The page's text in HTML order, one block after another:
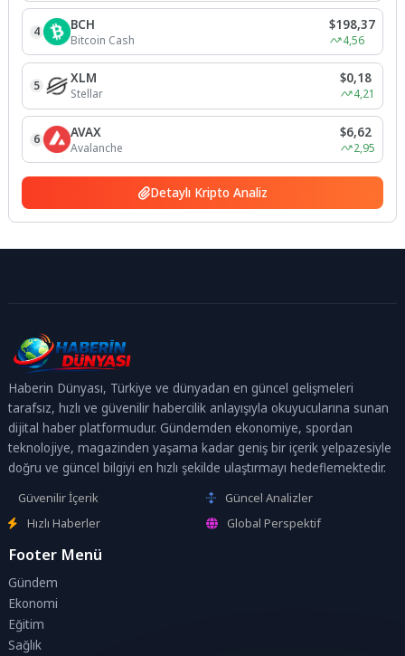
4 BCH
Bitcoin Cash
$198,37
4,56
5 XLM
Stellar
$0,18
4,21
6 AVAX
Avalanche
$6,62
2,95
Detaylı Kripto Analiz
Haberin Dünyası, Türkiye ve dünyadan en güncel gelişmeleri
tarafsız, hızlı ve güvenilir habercilik anlayışıyla okuyucularına sunan
dijital haber platformudur. Gündemden ekonomiye, spordan
teknolojiye, magazinden yaşama kadar geniş bir içerik yelpazesiyle
doğru ve güncel bilgiyi en hızlı şekilde ulaştırmayı hedeflemektedir.
Güvenilir İçerik
Güncel Analizler
Hızlı Haberler
Global Perspektif
Footer Menü
Gündem
Ekonomi
Eğitim
Sağlık